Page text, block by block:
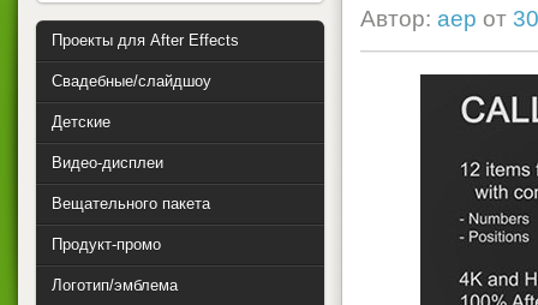
Автор: aep от
Проекты для After Effects
Свадебные/слайдшоу
Детские
Видео-дисплеи
Вещательного пакета
Продукт-промо
Логотип/эмблема